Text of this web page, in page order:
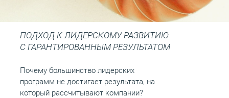
ПОДХОД К ЛИДЕРСКОМУ РАЗВИТИЮ
С ГАРАНТИРОВАННЫМ РЕЗУЛЬТАТОМ
Почему большинство лидерских
программ не достигает результата, на
который рассчитывают компании?